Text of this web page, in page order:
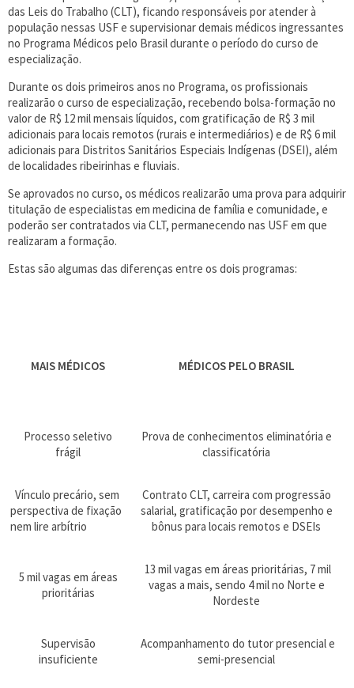
das Leis do Trabalho (CLT), ficando responsáveis por atender à
população nessas USF e supervisionar demais médicos ingressantes
no Programa Médicos pelo Brasil durante o período do curso de
especialização.
Durante os dois primeiros anos no Programa, os profissionais
realizarão o curso de especialização, recebendo bolsa-formação no
valor de R$ 12 mil mensais líquidos, com gratificação de R$ 3 mil
adicionais para locais remotos (rurais e intermediários) e de R$ 6 mil
adicionais para Distritos Sanitários Especiais Indígenas (DSEI), além
de localidades ribeirinhas e fluviais.
Se aprovados no curso, os médicos realizarão uma prova para adquirir
titulação de especialistas em medicina de família e comunidade, e
poderão ser contratados via CLT, permanecendo nas USF em que
realizaram a formação.
Estas são algumas das diferenças entre os dois programas:
MAIS MÉDICOS MÉDICOS PELO BRASIL
Processo seletivo
frágil
Prova de conhecimentos eliminatória e
classificatória
Vínculo precário, sem
perspectiva de fixação
nem lire arbítrio
Contrato CLT, carreira com progressão
salarial, gratificação por desempenho e
bônus para locais remotos e DSEIs
5 mil vagas em áreas
prioritárias
13 mil vagas em áreas prioritárias, 7 mil
vagas a mais, sendo 4 mil no Norte e
Nordeste
Supervisão
insuficiente
Acompanhamento do tutor presencial e
semi-presencial